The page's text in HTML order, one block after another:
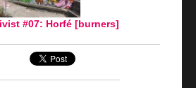
#07: Horfé [burners]